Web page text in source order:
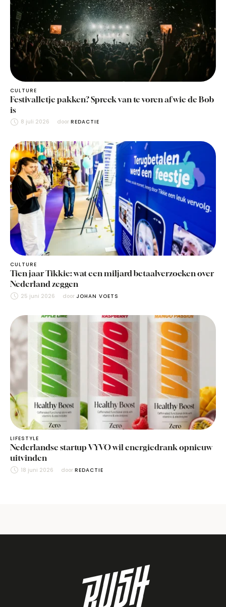
CULTURE
Festivalletje pakken? Spreek van te voren af wie de Bob
is
8 juli 2026 door REDACTIE
CULTURE
Tien jaar Tikkie: wat een miljard betaalverzoeken over
Nederland zeggen
25 juni 2026 door JOHAN VOETS
LIFESTYLE
Nederlandse startup VYVO wil energiedrank opnieuw
uitvinden
18 juni 2026 door REDACTIE